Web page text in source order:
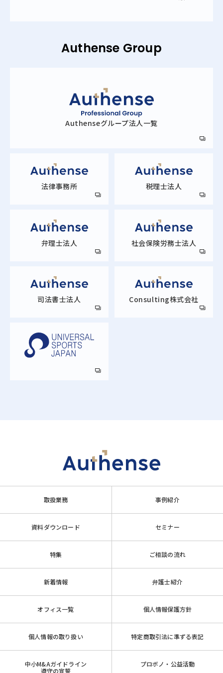
Authense Group
Authenseグループ法人一覧
法律事務所 税理士法人
弁理士法人 社会保険労務士法人
司法書士法人 Consulting株式会社
取扱業務 事例紹介
資料ダウンロード セミナー
特集 ご相談の流れ
新着情報 弁護士紹介
オフィス一覧 個人情報保護方針
個人情報の取り扱い 特定商取引法に準ずる表記
中小M&Aガイドライン
遵守の宣誓
プロボノ・公益活動